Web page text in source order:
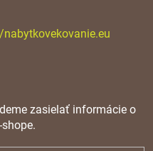
zasielať informácie o